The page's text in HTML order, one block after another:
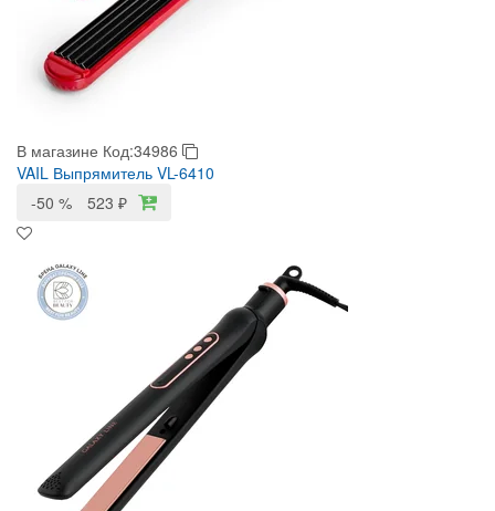
В магазине Код:34986
VAIL Выпрямитель VL-6410
-50 %
523 ₽